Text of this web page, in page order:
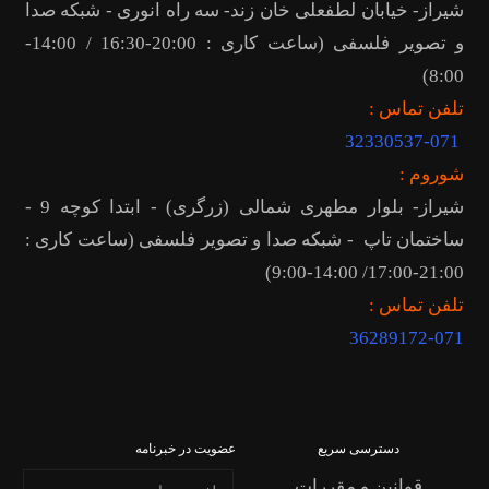
شیراز- خیابان لطفعلی خان زند- سه راه انوری - شبکه صدا
و تصویر فلسفی (ساعت کاری : 20:00-16:30 / 14:00-
8:00)
تلفن تماس :
32330537-071
شوروم :
شیراز- بلوار مطهری شمالی (زرگری) - ابتدا کوچه 9 -
ساختمان تاپ - شبکه صدا و تصویر فلسفی (ساعت کاری :
21:00-17:00/ 14:00-9:00)
تلفن تماس :
36289172-071
دسترسی سریع عضویت در خبرنامه